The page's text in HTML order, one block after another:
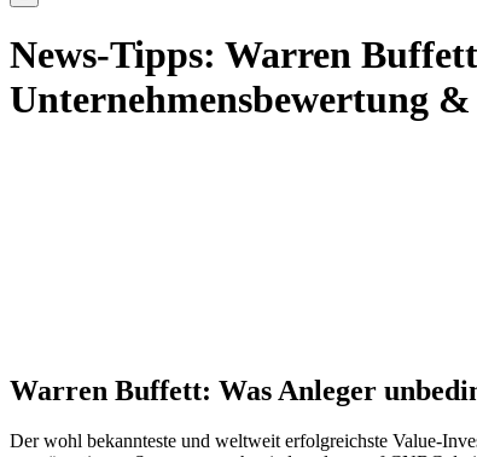
News-Tipps: Warren
Unternehmensbewertung
Warren Buffett: Was Anleger
Der wohl bekannteste und weltweit erfolgreichste Value-